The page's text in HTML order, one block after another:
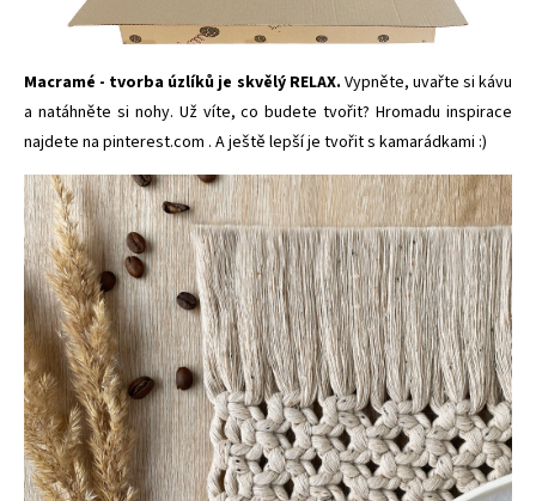
Macramé - tvorba úzlíků je skvělý RELAX. Vypněte, uvařte si kávu
a natáhněte si nohy. Už víte, co budete tvořit? Hromadu inspirace
najdete na pinterest.com . A ještě lepší je tvořit s kamarádkami :)